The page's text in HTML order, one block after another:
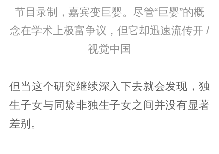
节目录制，嘉宾变巨婴。尽管“巨婴”的概
念在学术上极富争议，但它却迅速流传开 /
视觉中国
但当这个研究继续深入下去就会发现，独
生子女与同龄非独生子女之间并没有显著
差别。